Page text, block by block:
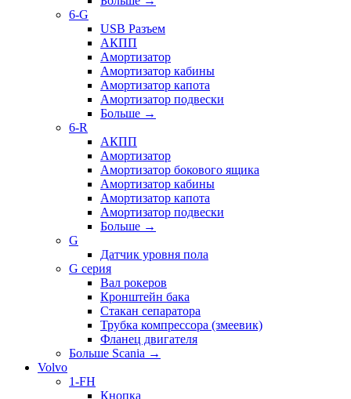
6-G
USB Разъем
АКПП
Амортизатор
Амортизатор кабины
Амортизатор капота
Амортизатор подвески
Больше →
6-R
АКПП
Амортизатор
Амортизатор бокового ящика
Амортизатор кабины
Амортизатор капота
Амортизатор подвески
Больше →
G
Датчик уровня пола
G серия
Вал рокеров
Кронштейн бака
Стакан сепаратора
Трубка компрессора (змеевик)
Фланец двигателя
Больше Scania →
Volvo
1-FH
Кнопка